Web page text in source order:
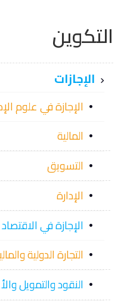
التكوين
الإجازات
الإجازة في علوم
المالية
التسويق
الإدارة
الإجازة في الاقتصاد
التجارة الدولية
النقود والتمويل